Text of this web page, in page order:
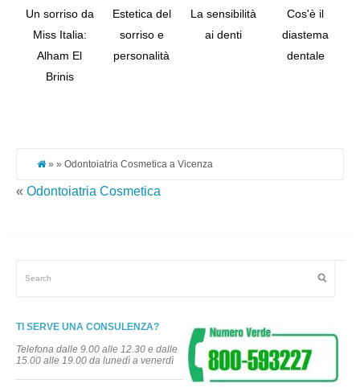
Un sorriso da
Miss Italia:
Alham El
Brinis
Estetica del
sorriso e
personalità
La sensibilità
ai denti
Cos'è il
diastema
dentale
» » Odontoiatria Cosmetica a Vicenza
« Odontoiatria Cosmetica
TI SERVE UNA CONSULENZA?
Telefona dalle 9.00 alle 12.30 e dalle
15.00 alle 19.00 da lunedì a venerdì